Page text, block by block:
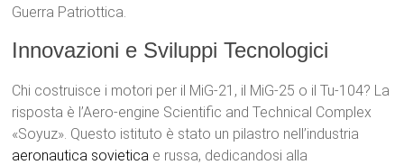
Guerra Patriottica.
Innovazioni e Sviluppi Tecnologici
Chi costruisce i motori per il MiG-21, il MiG-25 o il Tu-104? La
risposta è l’Aero-engine Scientific and Technical Complex
«Soyuz». Questo istituto è stato un pilastro nell’industria
aeronautica sovietica e russa, dedicandosi alla